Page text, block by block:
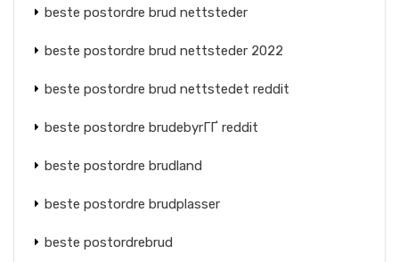
beste postordre brud nettsteder
beste postordre brud nettsteder 2022
beste postordre brud nettstedet reddit
beste postordre brudebyrГҐ reddit
beste postordre brudland
beste postordre brudplasser
beste postordrebrud